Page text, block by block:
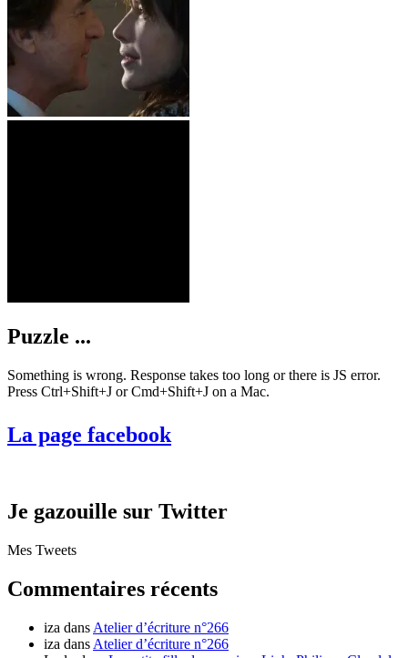
Puzzle ...
Something is wrong. Response takes too long or there is JS error.
Press Ctrl+Shift+J or Cmd+Shift+J on a Mac.
La page facebook
Je gazouille sur Twitter
Mes Tweets
Commentaires récents
iza dans Atelier d’écriture n°266
iza dans Atelier d’écriture n°266